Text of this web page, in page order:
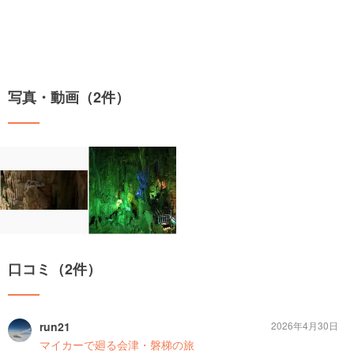
写真・動画（2件）
口コミ（2件）
run21
マイカーで廻る会津・磐梯の旅
2026年4月30日